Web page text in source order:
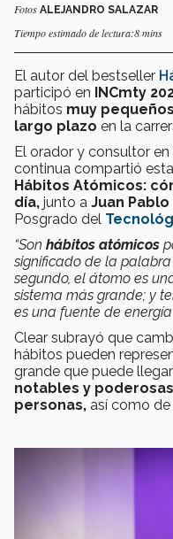
Fotos ALEJANDRO SALAZAR
Tiempo estimado de lectura:8 mins
El autor del bestseller
participó en INCmty
hábitos muy
largo plazo en la
El orador y consultor
continua compartió
Hábitos Atómicos:
día, junto a Juan Pablo
Posgrado del
“Son hábitos atómicos
significado de la
segundo, el átomo es
sistema más grande; y
es una fuente de energía
Clear subrayó que
hábitos pueden
grande que puede
notables y poderosas
personas, así como de